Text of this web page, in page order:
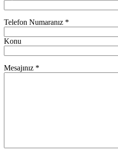
Telefon Numaranız *
Konu
Mesajınız *